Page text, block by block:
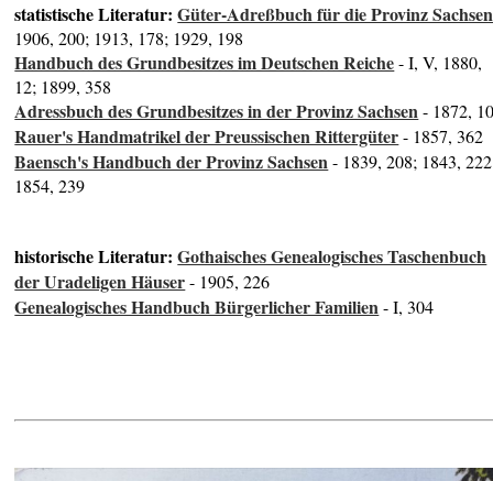
statistische Literatur:Güter-Adreßbuch für die Provinz Sachsen
1906, 200; 1913, 178; 1929, 198
Handbuch des Grundbesitzes im Deutschen Reiche- I, V, 1880,
12; 1899, 358
Adressbuch des Grundbesitzes in der Provinz Sachsen- 1872,
Rauer's Handmatrikel der Preussischen Rittergüter- 1857, 362
Baensch's Handbuch der Provinz Sachsen- 1839, 208; 1843,
1854, 239
historische Literatur:Gothaisches Genealogisches Taschenbuch
der Uradeligen Häuser- 1905, 226
Genealogisches Handbuch Bürgerlicher Familien- I, 304